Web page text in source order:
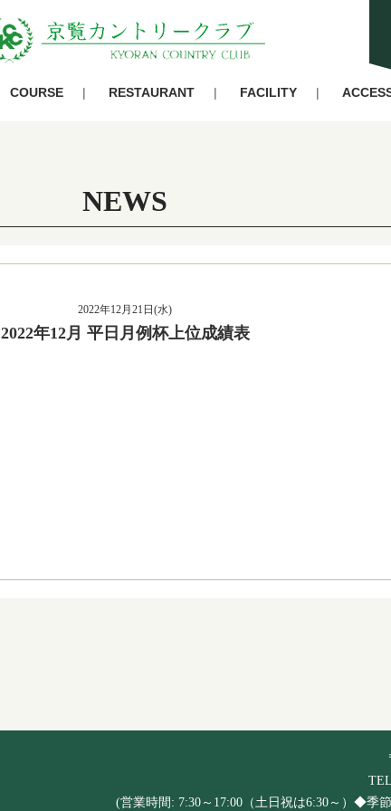
COURSE RESTAURANT FACILITY
NEWS
2022年12月21日(水)
2022年12月 平日月例杯上位成績表
(営業時間: 7:30～17:00（土日祝は6:30～）◆季